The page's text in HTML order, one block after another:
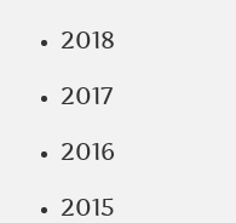
2018
2017
2016
2015